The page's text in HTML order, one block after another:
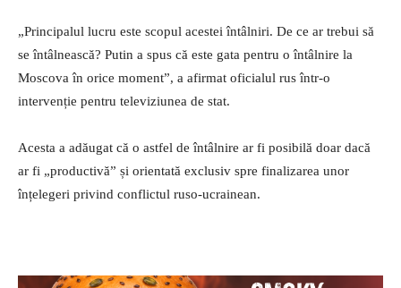
„Principalul lucru este scopul acestei întâlniri. De ce ar trebui să
se întâlnească? Putin a spus că este gata pentru o întâlnire la
Moscova în orice moment”, a afirmat oficialul rus într-o
intervenție pentru televiziunea de stat.
Acesta a adăugat că o astfel de întâlnire ar fi posibilă doar dacă
ar fi „productivă” și orientată exclusiv spre finalizarea unor
înțelegeri privind conflictul ruso-ucrainean.